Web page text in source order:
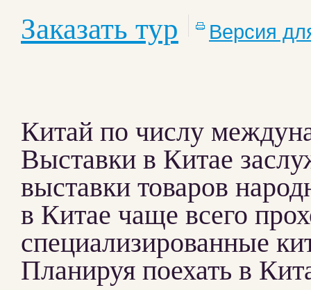
Заказать тур Версия
Китай по числу
Выставки в Китае
выставки товаров
в Китае чаще всего
специализированные
Планируя поехать в